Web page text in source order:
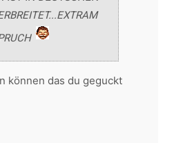
können das du geguckt